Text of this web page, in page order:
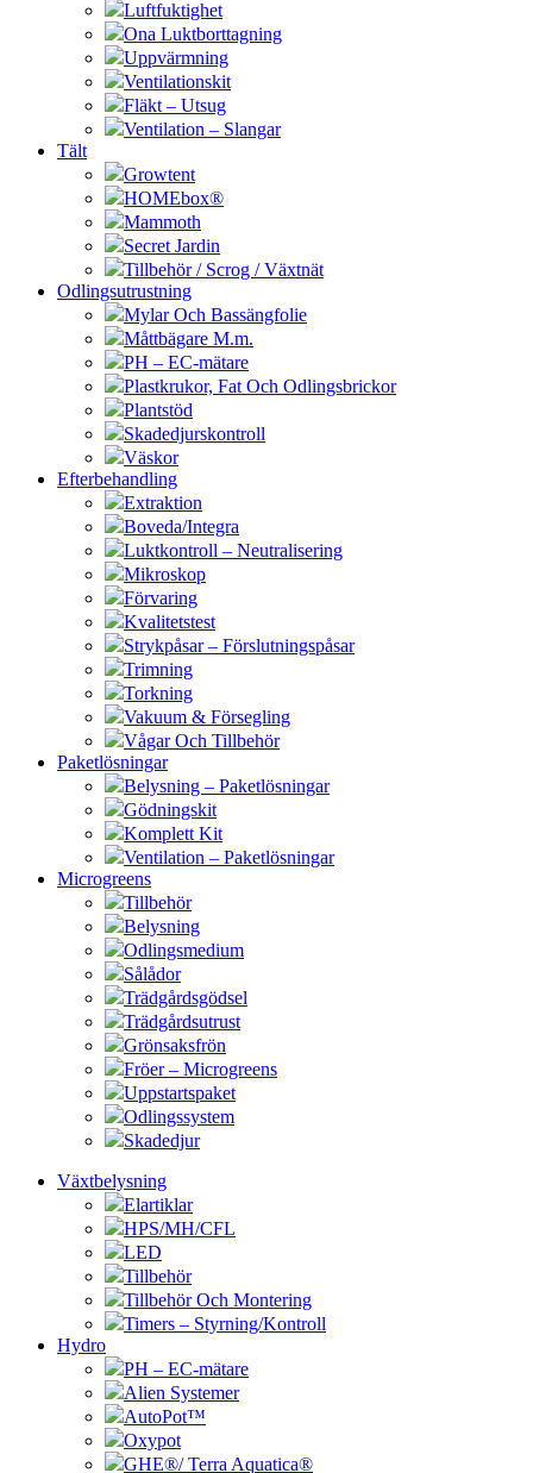
Luftfuktighet
Ona Luktborttagning
Uppvärmning
Ventilationskit
Fläkt – Utsug
Ventilation – Slangar
Tält
Growtent
HOMEbox®
Mammoth
Secret Jardin
Tillbehör / Scrog / Växtnät
Odlingsutrustning
Mylar Och Bassängfolie
Måttbägare M.m.
PH – EC-mätare
Plastkrukor, Fat Och Odlingsbrickor
Plantstöd
Skadedjurskontroll
Väskor
Efterbehandling
Extraktion
Boveda/Integra
Luktkontroll – Neutralisering
Mikroskop
Förvaring
Kvalitetstest
Strykpåsar – Förslutningspåsar
Trimning
Torkning
Vakuum & Försegling
Vågar Och Tillbehör
Paketlösningar
Belysning – Paketlösningar
Gödningskit
Komplett Kit
Ventilation – Paketlösningar
Microgreens
Tillbehör
Belysning
Odlingsmedium
Sålådor
Trädgårdsgödsel
Trädgårdsutrust
Grönsaksfrön
Fröer – Microgreens
Uppstartspaket
Odlingssystem
Skadedjur
Växtbelysning
Elartiklar
HPS/MH/CFL
LED
Tillbehör
Tillbehör Och Montering
Timers – Styrning/Kontroll
Hydro
PH – EC-mätare
Alien Systemer
AutoPot™
Oxypot
GHE®/ Terra Aquatica®